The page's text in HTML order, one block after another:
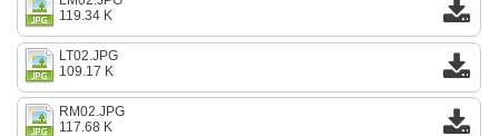
119.34 K
LT02.JPG
109.17 K
RM02.JPG
117.68 K